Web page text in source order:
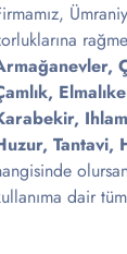
Tantavi,
dair